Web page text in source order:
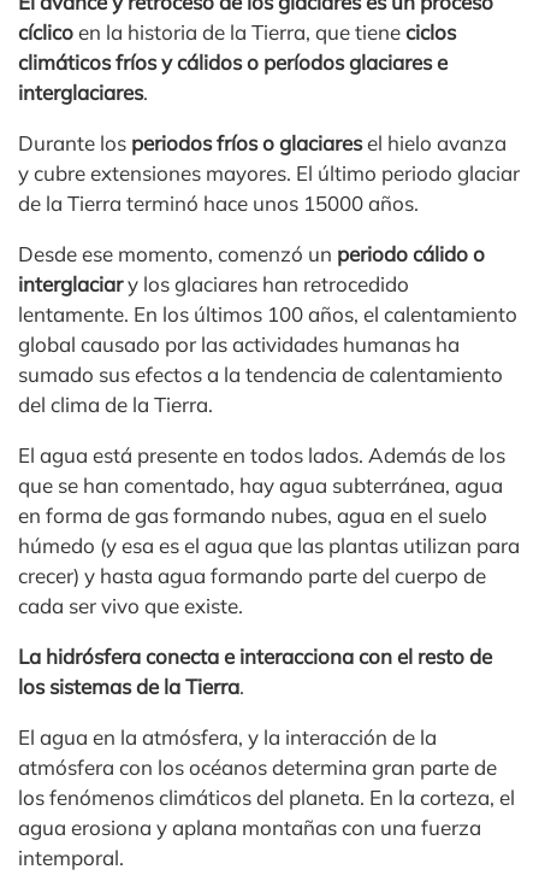
cíclicoen la historia de la Tierra, que tieneciclos
climáticos fríos y cálidos o períodos glaciares e
interglaciares.
Durante los periodos fríoso glaciaresel hielo avanza
y cubre extensiones mayores. El último periodo glaciar
de la Tierra terminó hace unos 15000 años.
Desde ese momento, comenzó un periodo cálido o
interglaciary los glaciares han retrocedido
lentamente. En los últimos 100 años, el calentamiento
global causado por las actividades humanas ha
sumado sus efectos a la tendencia de calentamiento
del clima de la Tierra.
El agua está presente en todos lados. Además de los
que se han comentado, hay agua subterránea, agua
en forma de gas formando nubes, agua en el suelo
húmedo (y esa es el agua que las plantas utilizan para
crecer) y hasta agua formando parte del cuerpo de
cada ser vivo que existe.
La hidrósfera conecta e interacciona con el resto de
los sistemas de la Tierra.
El agua en la atmósfera, y la interacción de la
atmósfera con los océanos determina gran parte de
los fenómenos climáticos del planeta. En la corteza, el
agua erosiona y aplana montañas con una fuerza
intemporal.